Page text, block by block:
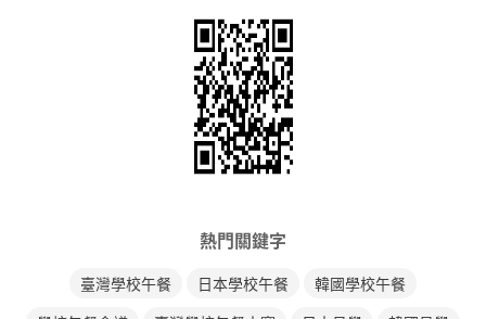
熱門關鍵字
臺灣學校午餐 日本學校午餐
韓國學校午餐